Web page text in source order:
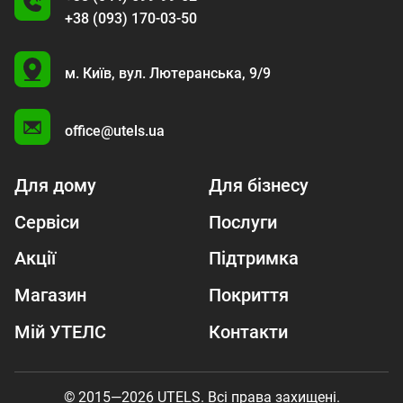
+38 (093) 170-03-50
U
м. Київ, вул. Лютеранська, 9/9
office@utels.ua
Для дому
Для бізнесу
Сервіси
Послуги
Акції
Підтримка
Магазин
Покриття
Мій УТЕЛС
Контакти
© 2015—2026 UTELS. Всі права захищені.